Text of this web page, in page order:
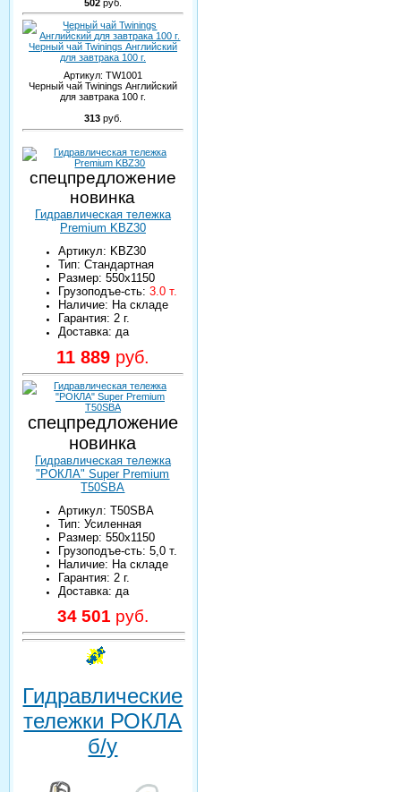
502 руб.
Черный чай Twinings Английский
для завтрака 100 г.
Артикул: TW1001
Черный чай Twinings Английский
для завтрака 100 г.
313 руб.
спецпредложение
новинка
Гидравлическая тележка
Premium KBZ30
Артикул: KBZ30
Тип: Стандартная
Размер: 550х1150
Грузоподъе-сть: 3.0 т.
Наличие: На складе
Гарантия: 2 г.
Доставка: да
11 889 руб.
спецпредложение
новинка
Гидравлическая тележка
"РОКЛА" Super Premium
T50SBA
Артикул: T50SBA
Тип: Усиленная
Размер: 550х1150
Грузоподъе-сть: 5,0 т.
Наличие: На складе
Гарантия: 2 г.
Доставка: да
34 501 руб.
Гидравлические
тележки РОКЛА
б/у